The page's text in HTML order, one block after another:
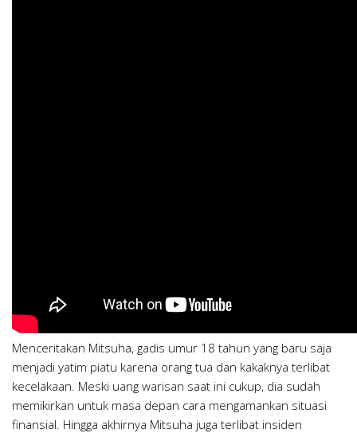
Menceritakan Mitsuha, gadis umur 18 tahun yang baru saja
menjadi yatim piatu karena orang tua dan kakaknya terlibat
kecelakaan. Meski uang warisan saat ini cukup, dia sudah
memikirkan untuk masa depan cara mengamankan situasi
finansial. Hingga akhirnya Mitsuha juga terlibat insiden